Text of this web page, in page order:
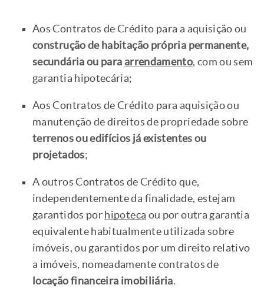
Aos Contratos de Crédito para a aquisição ou
construção de habitação própria permanente,
secundária ou para arrendamento, com ou sem
garantia hipotecária;
Aos Contratos de Crédito para aquisição ou
manutenção de direitos de propriedade sobre
terrenos ou edifícios já existentes ou
projetados;
A outros Contratos de Crédito que,
independentemente da finalidade, estejam
garantidos por hipoteca ou por outra garantia
equivalente habitualmente utilizada sobre
imóveis, ou garantidos por um direito relativo
a imóveis, nomeadamente contratos de
locação financeira imobiliária.